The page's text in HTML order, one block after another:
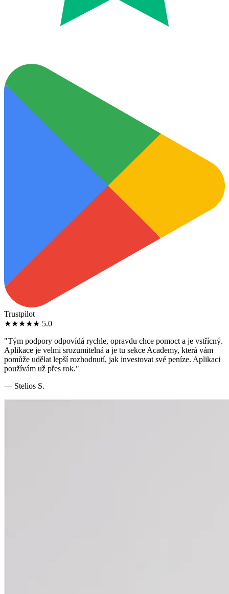
Trustpilot
★★★★★ 5.0
"Tým podpory odpovídá rychle, opravdu chce pomoct a je vstřícný.
Aplikace je velmi srozumitelná a je tu sekce Academy, která vám
pomůže udělat lepší rozhodnutí, jak investovat své peníze. Aplikaci
používám už přes rok."
— Stelios S.